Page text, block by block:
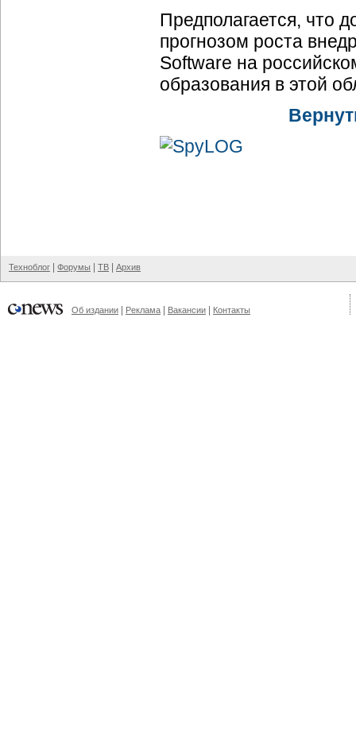
Предполагается, что
прогнозом роста
Software на
образования в этой
Техноблог Форумы ТВ Архив
Об издании Реклама Вакансии Контакты